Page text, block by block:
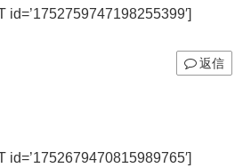
id=’1752759747198255399′]
返信
id=’1752679470815989765′]